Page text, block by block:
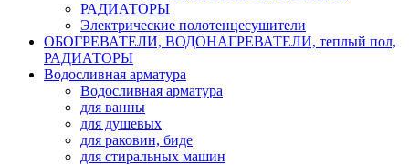
РАДИАТОРЫ
Электрические полотенцесушители
ОБОГРЕВАТЕЛИ, ВОДОНАГРЕВАТЕЛИ, теплый пол,
РАДИАТОРЫ
Водосливная арматура
Водосливная арматура
для ванны
для душевых
для раковин, биде
для стиральных машин